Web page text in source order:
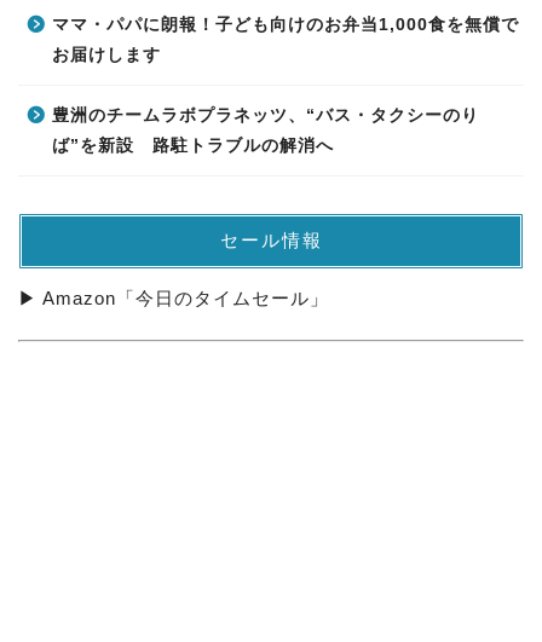
ママ・パパに朗報！子ども向けのお弁当1,000食を無償で
お届けします
豊洲のチームラボプラネッツ、“バス・タクシーのり
ば”を新設 路駐トラブルの解消へ
セール情報
▶ Amazon「今日のタイムセール」